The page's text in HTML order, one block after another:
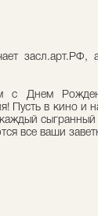
засл.арт.РФ,
с Днем
Пусть в кино и
сыгранный
все ваши